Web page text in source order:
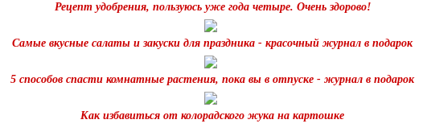
Рецепт удобрения, пользуюсь уже года четыре. Очень здорово!
Самые вкусные салаты и закуски для праздника - красочный журнал в подарок
5 способов спасти комнатные растения, пока вы в отпуске - журнал в подарок
Как избавиться от колорадского жука на картошке